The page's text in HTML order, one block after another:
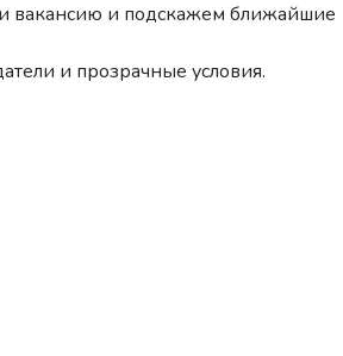
вакансию и подскажем ближайшие
и прозрачные условия.